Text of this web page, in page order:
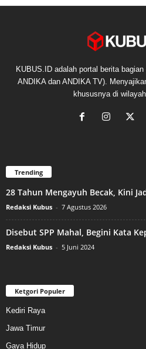
KUBUS.ID adalah portal berita
ANDIKA dan ANDIKA TV).
khususnya di
Trending
28 Tahun Mengayuh Becak, Kini
Redaksi Kubus - 7 Agustus 2026
Disebut SPP Mahal, Begini Kata
Redaksi Kubus - 5 Juni 2024
Ketgori Populer
Kediri Raya
Jawa Timur
Gaya Hidup